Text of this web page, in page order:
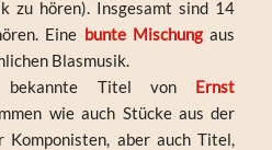
zu hören). Insgesamt sind 14
Eine bunte Mischung aus
Blasmusik.
bekannte Titel von Ernst
wie auch Stücke aus der
Komponisten, aber auch Titel,